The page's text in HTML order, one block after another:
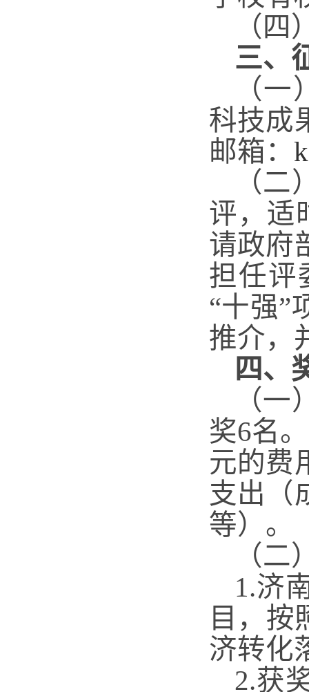
（
三、
（一
科技成
邮箱：
（
评，适
请政府
担任评
“十强”
推介，
四、
（
奖6名
元的费
支出（
等）。
（
1.济
目，按
济转化
2.获